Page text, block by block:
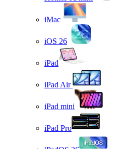
iMac
iOS 26
iPad
iPad Air
iPad mini
iPad Pro